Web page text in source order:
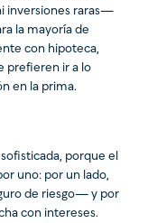
inversiones raras—
la mayoría de
con hipoteca,
prefieren ir a lo
en la prima.
porque el
uno: por un lado,
de riesgo— y por
con intereses.